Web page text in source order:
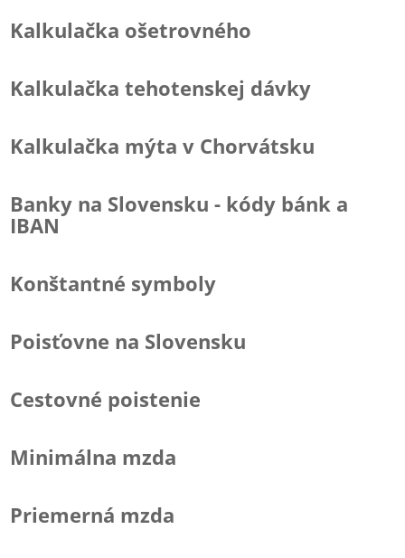
Kalkulačka ošetrovného
Kalkulačka tehotenskej dávky
Kalkulačka mýta v Chorvátsku
Banky na Slovensku - kódy bánk a
IBAN
Konštantné symboly
Poisťovne na Slovensku
Cestovné poistenie
Minimálna mzda
Priemerná mzda